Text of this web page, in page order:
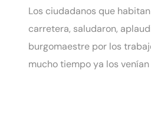
Los ciudadanos que
carretera, saludaron,
burgomaestre por los
mucho tiempo ya los